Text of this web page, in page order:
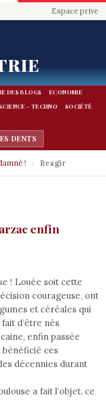
Espace prive
DES BLOGS
ECONOMIE
- TECHNO
SOCIÉTÉ
! › Reagir
enfin
! Louée soit cette
courageuse, ont
et céréales qui
d’être nés
enfin passée
ces
décennies durant
a fait l’objet, ce